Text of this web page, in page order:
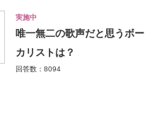
実施中
唯一無二の歌声だと思うボー
カリストは？
回答数：8094